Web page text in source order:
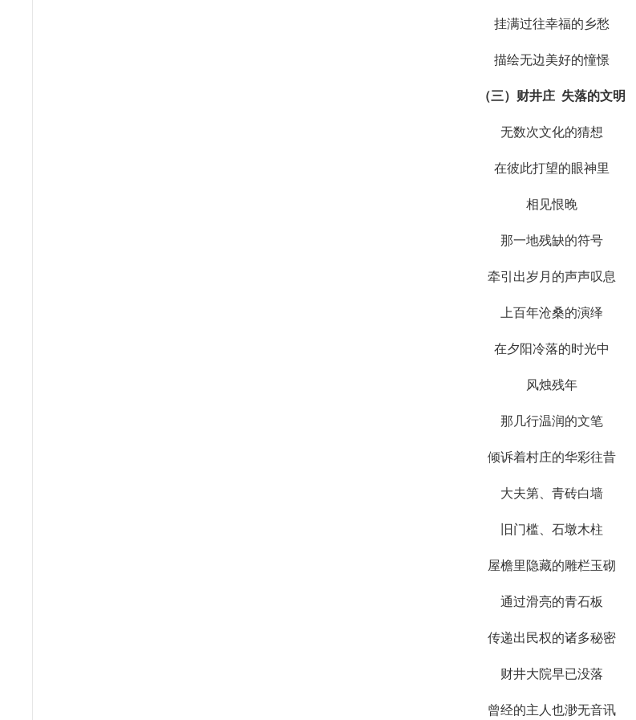
挂满过往幸福的乡愁
描绘无边美好的憧憬
（三） 财井庄 失落的文明
无数次文化的猜想
在彼此打望的眼神里
相见恨晚
那一地残缺的符号
牵引出岁月的声声叹息
上百年沧桑的演绎
在夕阳冷落的时光中
风烛残年
那几行温润的文笔
倾诉着村庄的华彩往昔
大夫第、青砖白墙
旧门槛、石墩木柱
屋檐里隐藏的雕栏玉砌
通过滑亮的青石板
传递出民权的诸多秘密
财井大院早已没落
曾经的主人也渺无音讯